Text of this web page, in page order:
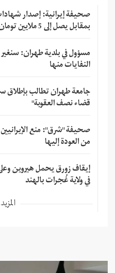
صحيفة إيرانية: إصدار
بمقابل يصل إلى 5 ملايين تومان
مسؤول في بلدية طهران:
النفايات منها
جامعة طهران تطالب بإطلاق
قضاء نصف العقوبة"
صحيفة "شرق": منع الإيرانيين
من العودة إليها
إيقاف زورق يحمل هيروين
في ولاية غُجرات بالهند